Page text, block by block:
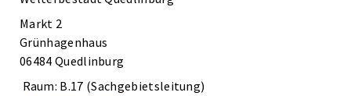
Markt 2
Grünhagenhaus
06484 Quedlinburg
Raum: B.17 (Sachgebietsleitung)